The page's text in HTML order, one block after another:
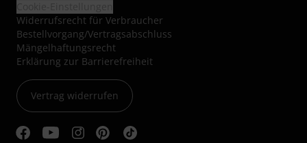
Widerrufsrecht für Verbraucher
Bestellvorgang/Vertragsabschluss
Mängelhaftungsrecht
Erklärung zur Barrierefreiheit
Vertrag widerrufen